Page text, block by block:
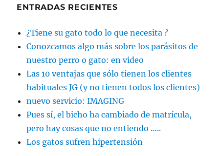
ENTRADAS RECIENTES
¿Tiene su gato todo lo que necesita ?
Conozcamos algo más sobre los parásitos de
nuestro perro o gato: en video
Las 10 ventajas que sólo tienen los clientes
habituales JG (y no tienen todos los clientes)
nuevo servicio: IMAGING
Pues sí, el bicho ha cambiado de matrícula,
pero hay cosas que no entiendo …..
Los gatos sufren hipertensión